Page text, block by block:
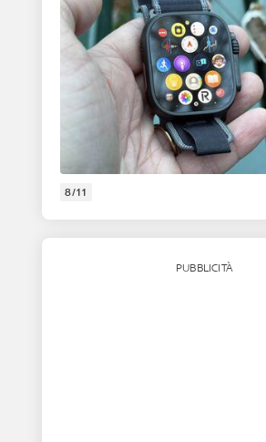
8/11
PUBBLICITÀ